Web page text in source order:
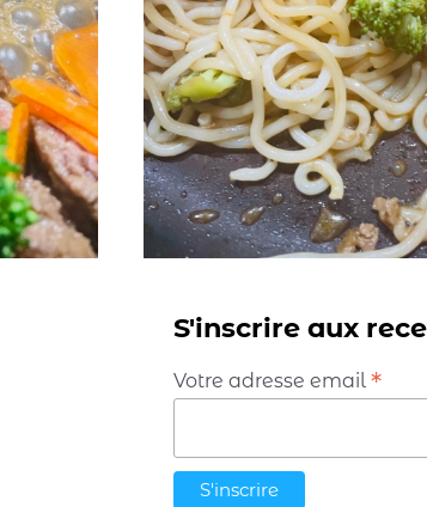
S'inscrire aux
Votre adresse email *